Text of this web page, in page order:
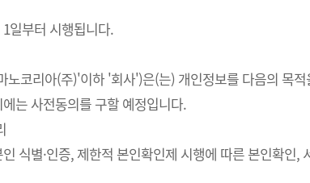
일부터 시행됩니다.
노코리아(주)'이하 '회사')은(는) 개인정보를 다음의 목
는 사전동의를 구할 예정입니다.
식별·인증, 제한적 본인확인제 시행에 따른 본인확